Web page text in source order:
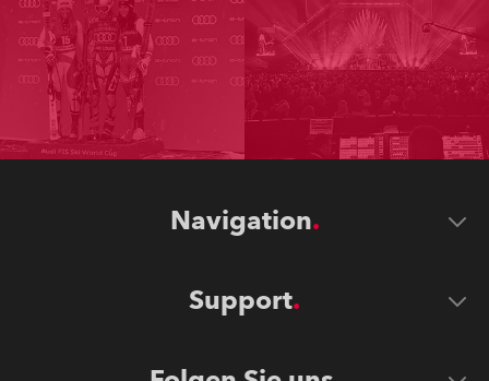
Navigation
Support